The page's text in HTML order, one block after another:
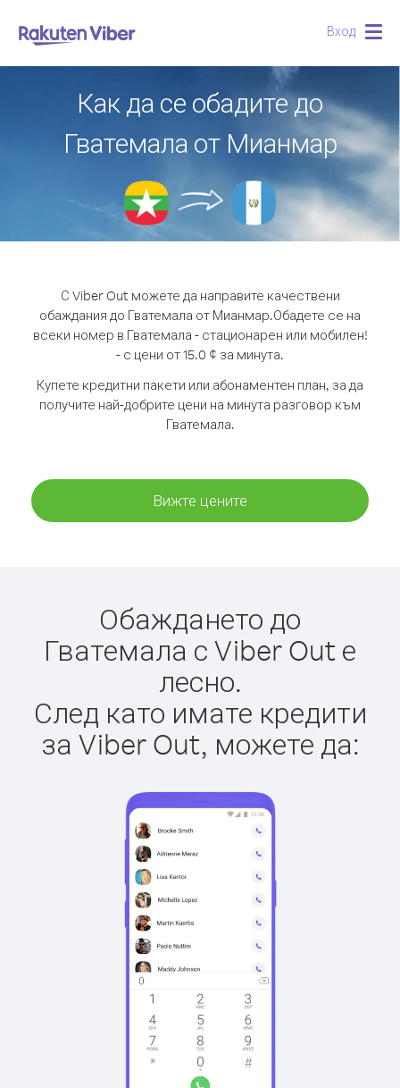
Вход
Как да се обадите до
Гватемала от Мианмар
С Viber Out можете да направите качествени
обаждания до Гватемала от Мианмар.Обадете се на
всеки номер в Гватемала - стационарен или мобилен!
- с цени от 15.0 ¢ за минута.
Купете кредитни пакети или абонаментен план, за да
получите най-добрите цени на минута разговор към
Гватемала.
Вижте цените
Обаждането до
Гватемала с Viber Out е
лесно.
След като имате кредити
за Viber Out, можете да: